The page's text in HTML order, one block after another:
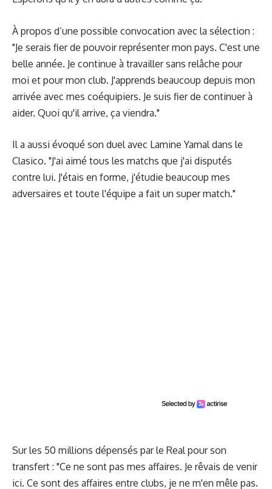
À propos d’une possible convocation avec la sélection :
"Je serais fier de pouvoir représenter mon pays. C'est une
belle année. Je continue à travailler sans relâche pour
moi et pour mon club. J'apprends beaucoup depuis mon
arrivée avec mes coéquipiers. Je suis fier de continuer à
aider. Quoi qu'il arrive, ça viendra."
Il a aussi évoqué son duel avec Lamine Yamal dans le
Clasico. "J'ai aimé tous les matchs que j'ai disputés
contre lui. J'étais en forme, j'étudie beaucoup mes
adversaires et toute l'équipe a fait un super match."
Sur les 50 millions dépensés par le Real pour son
transfert : "Ce ne sont pas mes affaires. Je rêvais de venir
ici. Ce sont des affaires entre clubs, je ne m'en mêle pas.